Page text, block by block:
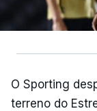
O Sporting
terreno do